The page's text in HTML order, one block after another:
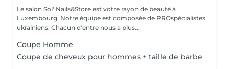
Le salon Sol' Nails&Store est votre rayon de beauté à
Luxembourg. Notre équipe est composée de PROspécialistes
ukrainiens. Chacun d'entre nous a plus...
Coupe Homme
Coupe de cheveux pour hommes + taille de barbe